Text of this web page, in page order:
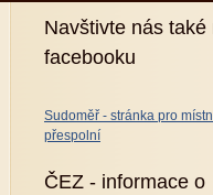
Navštivte nás také
facebooku
Sudoměř - stránka pro
přespolní
ČEZ - informace o